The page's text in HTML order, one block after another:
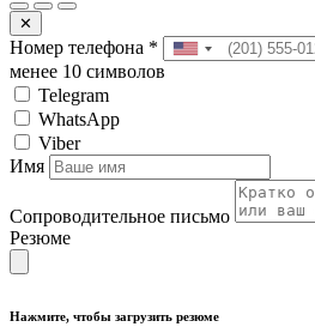
✕
Номер телефона *
менее 10 символов
Telegram
WhatsApp
Viber
Имя
Сопроводительное письмо
Резюме
Нажмите, чтобы загрузить резюме